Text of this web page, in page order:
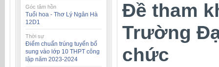
Góc tâm hồn
Tuổi hoa - Thơ Lý Ngân Hà
12D1
Thời sự
Điểm chuẩn trúng tuyển bổ
sung vào lớp 10 THPT công
lập năm 2023-2024
Đề tham
Trường
chức